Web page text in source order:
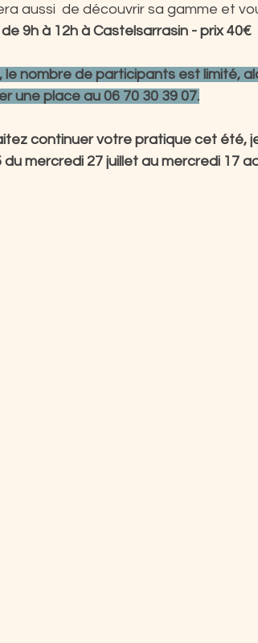
aussi  de découvrir sa gamme et
9h à 12h à Castelsarrasin - prix 40€
le nombre de participants est limité,
une place au 06 70 30 39 07.
continuer votre pratique cet été,
du mercredi 27 juillet au mercredi 17